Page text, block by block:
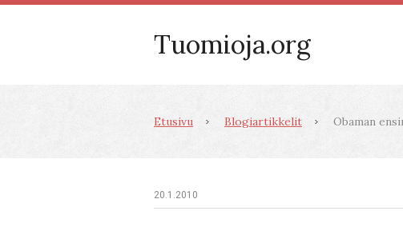
Tuomioja.org
Etusivu Blogiartikkelit Obaman
20.1.2010